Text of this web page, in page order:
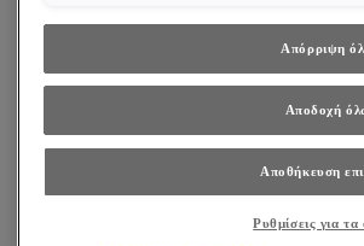
Γλυκολικό Οξύ
ΔΕΙΤΕ ΟΛΑ ΤΑ ΣΥΣΤΑΤΙΚΑ
Αντιγήρανση
Λεπτές γραμμές & Ρυτίδες
Πρώιμα σημάδια γήρανσης
Απόρριψη
Αποδοχή
Αποθήκευση
Ρυθμίσεις για